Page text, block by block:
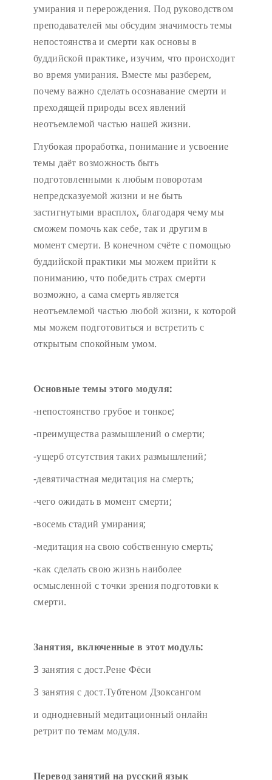
умирания и перерождения. Под руководством
преподавателей мы обсудим значимость темы
непостоянства и смерти как основы в
буддийской практике, изучим, что происходит
во время умирания. Вместе мы разберем,
почему важно сделать осознавание смерти и
преходящей природы всех явлений
неотъемлемой частью нашей жизни.
Глубокая проработка, понимание и усвоение
темы даёт возможность быть
подготовленными к любым поворотам
непредсказуемой жизни и не быть
застигнутыми врасплох, благодаря чему мы
сможем помочь как себе, так и другим в
момент смерти. В конечном счёте с помощью
буддийской практики мы можем прийти к
пониманию, что победить страх смерти
возможно, а сама смерть является
неотъемлемой частью любой жизни, к которой
мы можем подготовиться и встретить с
открытым спокойным умом.
Основные темы этого модуля:
-непостоянство грубое и тонкое;
-преимущества размышлений о смерти;
-ущерб отсутствия таких размышлений;
-девятичастная медитация на смерть;
-чего ожидать в момент смерти;
-восемь стадий умирания;
-медитация на свою собственную смерть;
-как сделать свою жизнь наиболее
осмысленной с точки зрения подготовки к
смерти.
Занятия, включенные в этот модуль:
3 занятия с дост.Рене Фёси
3 занятия с дост.Тубтеном Дзоксангом
и однодневный медитационный онлайн
ретрит по темам модуля.
Перевод занятий на русский язык